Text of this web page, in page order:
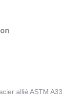
allié ASTM